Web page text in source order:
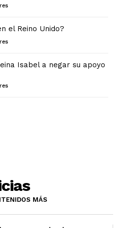
el Reino Unido?
Isabel a negar su apoyo
MÁS